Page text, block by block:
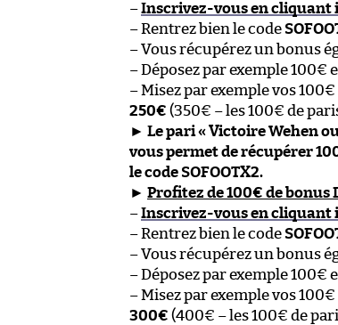
–Inscrivez-vous en cliquant
– Rentrez bien le code
– Vous récupérez un bonus
– Déposez par exemple 100€
– Misez par exemple vos
250€ (350€ – les 100€ de
► Le pari « Victoire Wehen
vous permet de récupérer
le code SOFOOTX2.
► Profitez de 100€ de bonus
–Inscrivez-vous en cliquant
– Rentrez bien le code
– Vous récupérez un bonus
– Déposez par exemple 100€
– Misez par exemple vos
300€ (400€ – les 100€ de